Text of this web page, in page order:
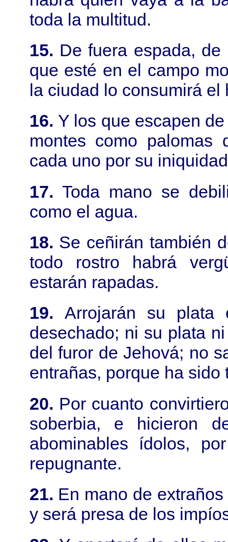
toda la multitud.
15. De fuera espada,
que esté en el campo
la ciudad lo consumirá
16. Y los que escapen
montes como palomas
cada uno por su
17.Toda mano se
como el agua.
18. Se ceñirán también
todo rostro habrá
estarán rapadas.
19. Arrojarán su
desechado; ni su plata
del furor de Jehová; no
entrañas, porque ha
20. Por cuanto
soberbia, e hicieron
abominables ídolos,
repugnante.
21. En mano de
y será presa de los